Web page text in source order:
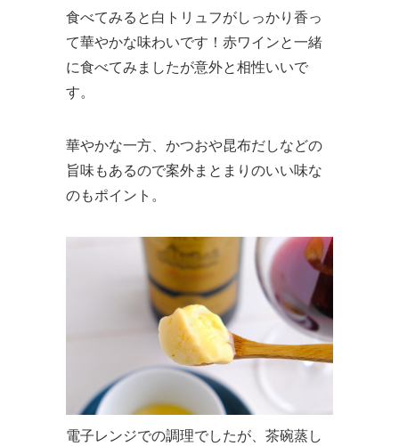
食べてみると白トリュフがしっかり香っ
て華やかな味わいです！赤ワインと一緒
に食べてみましたが意外と相性いいで
す。
華やかな一方、かつおや昆布だしなどの
旨味もあるので案外まとまりのいい味な
のもポイント。
電子レンジでの調理でしたが、茶碗蒸し